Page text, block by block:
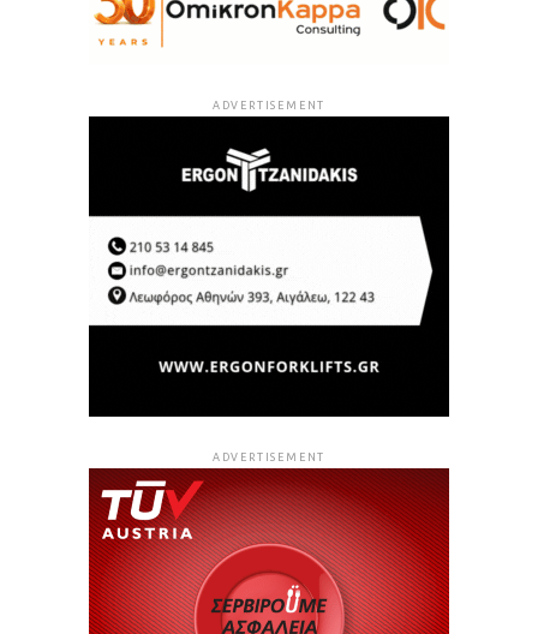
ADVERTISEMENT
ADVERTISEMENT